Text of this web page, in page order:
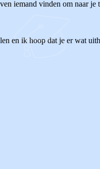
iemand vinden om naar
en ik hoop dat je er wat